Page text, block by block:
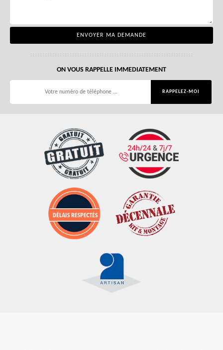
ON VOUS RAPPELLE IMMEDIATEMENT